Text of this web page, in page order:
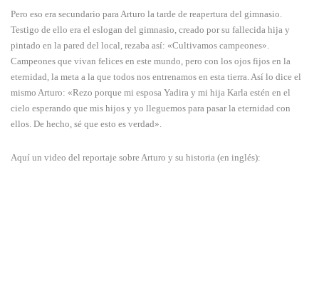
Pero eso era secundario para Arturo la tarde de reapertura del gimnasio.
Testigo de ello era el eslogan del gimnasio, creado por su fallecida hija y
pintado en la pared del local, rezaba así: «Cultivamos campeones».
Campeones que vivan felices en este mundo, pero con los ojos fijos en la
eternidad, la meta a la que todos nos entrenamos en esta tierra. Así lo dice el
mismo Arturo: «Rezo porque mi esposa Yadira y mi hija Karla estén en el
cielo esperando que mis hijos y yo lleguemos para pasar la eternidad con
ellos. De hecho, sé que esto es verdad».
Aquí un video del reportaje sobre Arturo y su historia (en inglés):